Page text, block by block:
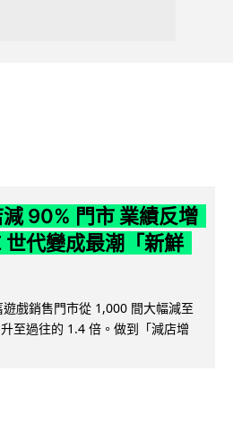
90% 門市 業績反增
世代變成最潮「新鮮
戲銷售門市從 1,000 間大幅減至
至過往的 1.4 倍。做到「減店增